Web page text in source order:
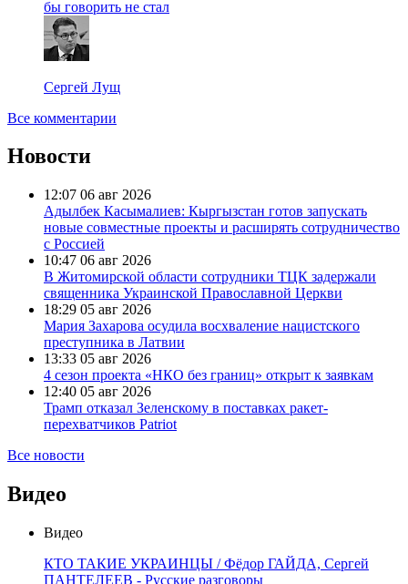
бы говорить не стал
Сергей Лущ
Все комментарии
Новости
12:07 06 авг 2026
Адылбек Касымалиев: Кыргызстан готов запускать
новые совместные проекты и расширять сотрудничество
с Россией
10:47 06 авг 2026
В Житомирской области сотрудники ТЦК задержали
священника Украинской Православной Церкви
18:29 05 авг 2026
Мария Захарова осудила восхваление нацистского
преступника в Латвии
13:33 05 авг 2026
4 сезон проекта «НКО без границ» открыт к заявкам
12:40 05 авг 2026
Трамп отказал Зеленскому в поставках ракет-
перехватчиков Patriot
Все новости
Видео
Видео
КТО ТАКИЕ УКРАИНЦЫ / Фёдор ГАЙДА, Сергей
ПАНТЕЛЕЕВ - Русские разговоры